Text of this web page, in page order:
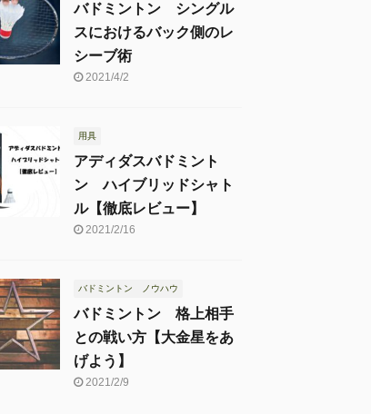
バドミントン シングル
スにおけるバック側のレ
シーブ術
2021/4/2
用具
アディダスバドミント
ン ハイブリッドシャト
ル【徹底レビュー】
2021/2/16
バドミントン ノウハウ
バドミントン 格上相手
との戦い方【大金星をあ
げよう】
2021/2/9